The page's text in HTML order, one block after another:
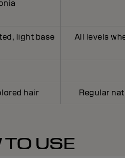
light base
All levels
hair Regular
TO USE